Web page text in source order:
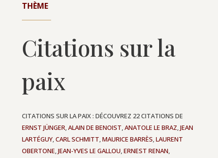
THÈME
Citations sur la
paix
CITATIONS SUR LA PAIX : DÉCOUVREZ 22 CITATIONS DE
ERNST JÜNGER,ALAIN DE BENOIST,ANATOLE LE BRAZ,JEAN
LARTÉGUY,CARL SCHMITT,MAURICE BARRÈS,LAURENT
OBERTONE,JEAN-YVES LE GALLOU,ERNEST RENAN,